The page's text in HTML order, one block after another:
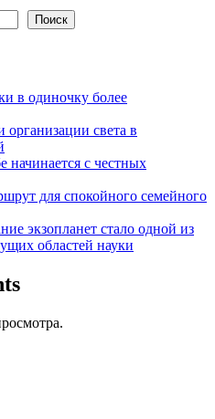
Поиск
в одиночку более
организации света в
начинается с честных
для спокойного семейного
экзопланет стало одной из
областей науки